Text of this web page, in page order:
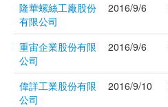
隆華螺絲工廠股份
有限公司
2016/9/6
重宙企業股份有限
公司
2016/9/6
偉詳工業股份有限
公司
2016/9/10